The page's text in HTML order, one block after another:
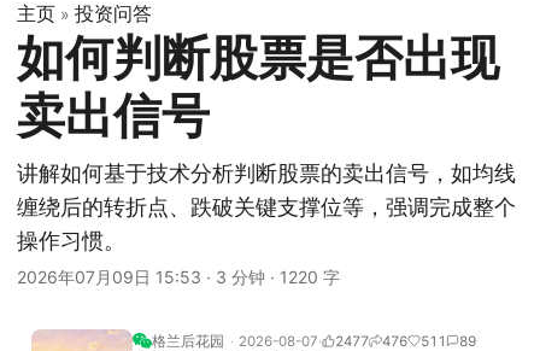
主页 » 投资问答
如何判断股票是否出现
卖出信号
讲解如何基于技术分析判断股票的卖出信号，如均线
缠绕后的转折点、跌破关键支撑位等，强调完成整个
操作习惯。
2026年07月09日 15:53 · 3 分钟 · 1220 字
格兰后花园 2026-08-07 2477 476 511 89